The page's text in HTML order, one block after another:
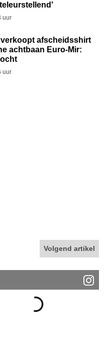
uur
verkoopt afscheidsshirt
achtbaan Euro-Mir:
uur
Volgend artikel